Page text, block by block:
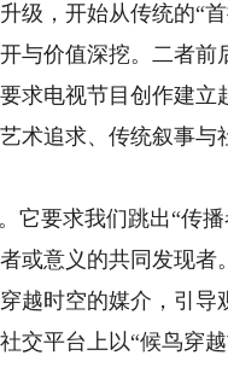
级，开始从传统的“
与价值深挖。二者前
求电视节目创作建立
术追求、传统叙事与
要求我们跳出“传播
或意义的共同发现者
越时空的媒介，引导
交平台上以“候鸟穿